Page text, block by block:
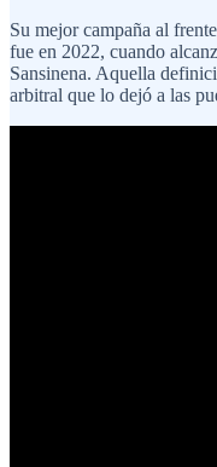
Su mejor campaña al
fue en 2022, cuando
Sansinena. Aquella
arbitral que lo dejó a las